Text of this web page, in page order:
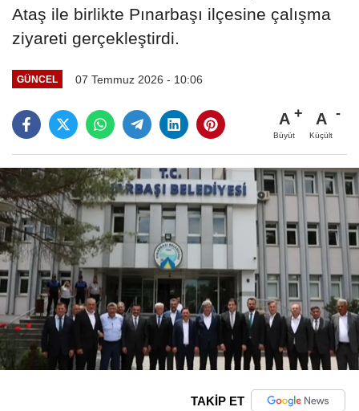
Ataş ile birlikte Pınarbaşı ilçesine çalışma
ziyareti gerçekleştirdi.
GÜNCEL 07 Temmuz 2026 - 10:06
A
Büyüt
A
Küçült
TAKİP ET